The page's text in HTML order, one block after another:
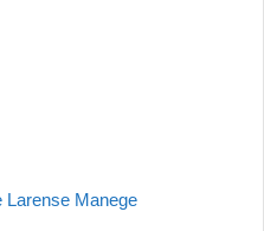
Larense Manege